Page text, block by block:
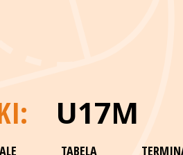
U17M
TABELA